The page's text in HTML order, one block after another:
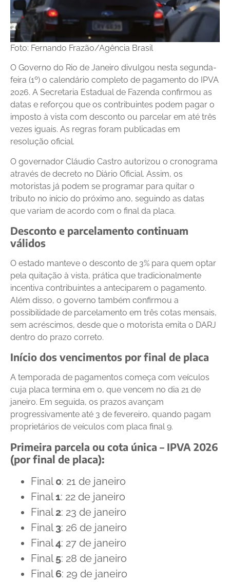
Foto: Fernando Frazão/Agência Brasil
O Governo do Rio de Janeiro divulgou nesta segunda-
feira (1º) o calendário completo de pagamento do IPVA
2026. A Secretaria Estadual de Fazenda confirmou as
datas e reforçou que os contribuintes podem pagar o
imposto à vista com desconto ou parcelar em até três
vezes iguais. As regras foram publicadas em
resolução oficial.
O governador Cláudio Castro autorizou o cronograma
através de decreto no Diário Oficial. Assim, os
motoristas já podem se programar para quitar o
tributo no início do próximo ano, seguindo as datas
que variam de acordo com o final da placa.
Desconto e parcelamento continuam
válidos
O estado manteve o desconto de 3% para quem optar
pela quitação à vista, prática que tradicionalmente
incentiva contribuintes a anteciparem o pagamento.
Além disso, o governo também confirmou a
possibilidade de parcelamento em três cotas mensais,
sem acréscimos, desde que o motorista emita o DARJ
dentro do prazo correto.
Início dos vencimentos por final de placa
A temporada de pagamentos começa com veículos
cuja placa termina em 0, que vencem no dia 21 de
janeiro. Em seguida, os prazos avançam
progressivamente até 3 de fevereiro, quando pagam
proprietários de veículos com placa final 9.
Primeira parcela ou cota única – IPVA 2026
(por final de placa):
Final 0: 21 de janeiro
Final 1: 22 de janeiro
Final 2: 23 de janeiro
Final 3: 26 de janeiro
Final4: 27 de janeiro
Final 5: 28 de janeiro
Final 6: 29 de janeiro